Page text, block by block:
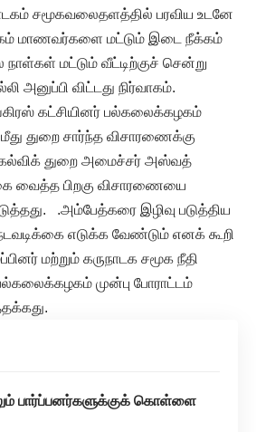
சமூகவலைதளத்தில் பரவிய உடனே
மாணவர்களை மட்டும் இடை நீக்கம்
மட்டும் வீட்டிற்குச் சென்று
அனுப்பி விட்டது நிர்வாகம்.
கட்சியினர் பல்கலைக்கழகம்
மீது துறை சார்ந்த விசாரணைக்கு
துறை அமைச்சர் அஸ்வத்
வைத்த பிறகு விசாரணையை
.அம்பேத்கரை இழிவு படுத்திய
எடுக்க வேண்டும் எனக் கூறி
மற்றும் கருநாடக சமூக நீதி
முன்பு போராட்டம்
பார்ப்பனர்களுக்குக் கொள்ளை